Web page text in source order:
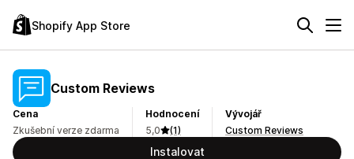
Shopify App Store
Custom Reviews
Cena
Zkušební verze zdarma
Hodnocení
5,0
(1)
Vývojář
Custom Reviews
Instalovat